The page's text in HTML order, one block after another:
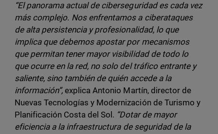
“Elpanorama actual de ciberseguridad es cada vez
más complejo. Nos enfrentamos a ciberataques
de alta persistencia y profesionalidad, lo que
implica que debemos apostar por mecanismos
que permitan tener mayor visibilidad de todo lo
que ocurre en la red, no solo del tráfico entrante y
saliente, sino también de quién accede a la
información”, explica Antonio Martín, director de
Nuevas Tecnologías y Modernización de Turismo y
Planificación Costa del Sol. “Dotar de mayor
eficiencia a la infraestructura de seguridad de la